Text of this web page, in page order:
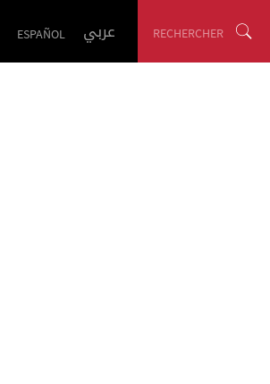
RECHERCHER
ESPAÑOL عربي